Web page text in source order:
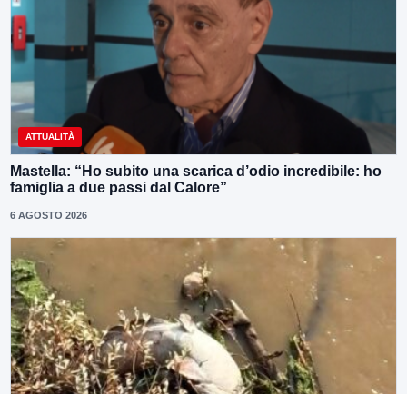
ATTUALITÀ
Mastella: “Ho subito una scarica d’odio incredibile: ho
famiglia a due passi dal Calore”
6 AGOSTO 2026